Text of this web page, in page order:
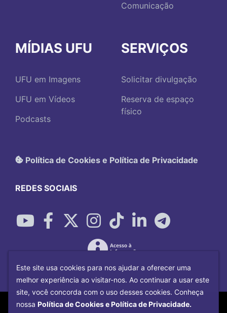
Comunicação
MÍDIAS UFU
UFU em Imagens
UFU em Vídeos
Podcasts
SERVIÇOS
Solicitar divulgação
Reserva de espaço
físico
Política de Cookies e Política de Privacidade
REDES SOCIAIS
Copyright©2026Universidade Federal
Este site usa cookies para nos ajudar a oferecer uma
melhor experiência ao visitar-nos. Ao continuar a usar este
site, você concorda com o uso desses cookies. Conheça
nossa Política de Cookies e Política de Privacidade.